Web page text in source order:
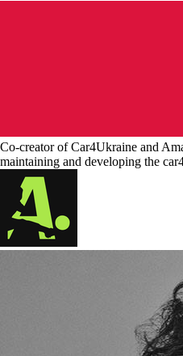
Co-creator of Car4Ukraine and
maintaining and developing the